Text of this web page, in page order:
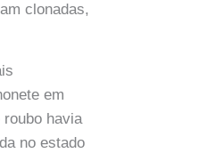
clonadas,
em
havia
no estado